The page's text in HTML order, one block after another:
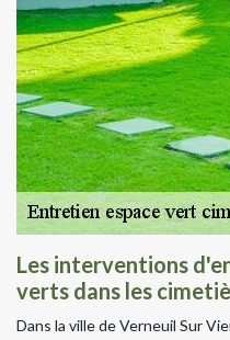
Les interventions
verts dans les
Dans la ville de Verneuil Sur